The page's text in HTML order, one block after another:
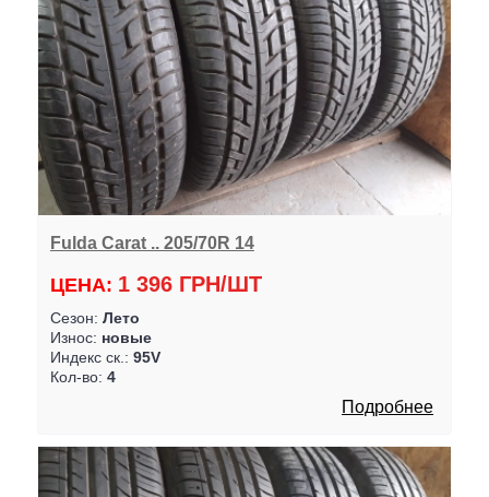
Fulda Carat .. 205/70R 14
ЦЕНА: 1 396 ГРН/ШТ
Сезон: Лето
Износ: новые
Индекс ск.: 95V
Кол-во: 4
Подробнее